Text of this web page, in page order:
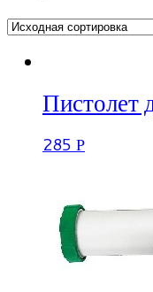
Пистолет
285 Р